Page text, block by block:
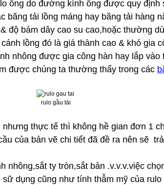
ống do đường kính ống được quy định
băng tải lồng máng hay băng tải hàng
độ bám dây cao su cao,hoặc thường
lồng đó là giá thành cao & khó gia
nhông được gia công hàn hay lắp vào
được chúng ta thường thấy trong các
rulo gầu tải
thực tế thì không hề gian đơn 1
của bản vẽ chi tiết đã đề ra nên sẽ
nhông,sắt ty tròn,sắt bản .v.v.v.việc
dụng cũng như tính thẫm mỹ của rulo